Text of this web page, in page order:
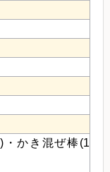
かき混ぜ棒(1